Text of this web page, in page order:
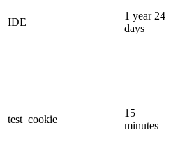
IDE
1 year 24
days
test_cookie
15
minutes